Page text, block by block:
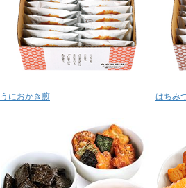
うにおかき煎 はちみ